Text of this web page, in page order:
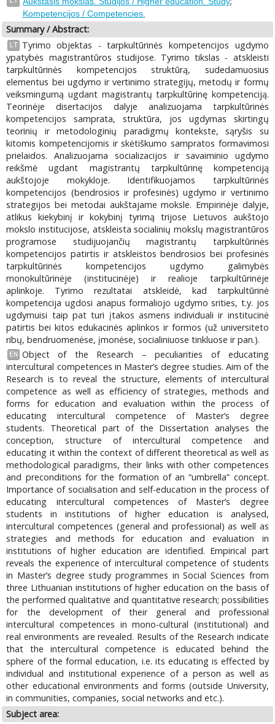
Kompetencijos / Competencies.
Summary / Abstract:
LT
Tyrimo objektas - tarpkultūrinės kompetencijos ugdymo
ypatybės magistrantūros studijose. Tyrimo tikslas - atskleisti
tarpkultūrinės kompetencijos struktūrą, sudedamuosius
elementus bei ugdymo ir vertinimo strategijų, metodų ir formų
veiksmingumą ugdant magistrantų tarpkultūrinę kompetenciją.
Teorinėje disertacijos dalyje analizuojama tarpkultūrinės
kompetencijos samprata, struktūra, jos ugdymas skirtingų
teorinių ir metodologinių paradigmų kontekste, sąryšis su
kitomis kompetencijomis ir skėtiškumo sampratos formavimosi
prielaidos. Analizuojama socializacijos ir savaiminio ugdymo
reikšmė ugdant magistrantų tarpkultūrinę kompetenciją
aukštojoje mokykloje. Identifikuojamos tarpkultūrinės
kompetencijos (bendrosios ir profesinės) ugdymo ir vertinimo
strategijos bei metodai aukštajame moksle. Empirinėje dalyje,
atlikus kiekybinį ir kokybinį tyrimą trijose Lietuvos aukštojo
mokslo institucijose, atskleista socialinių mokslų magistrantūros
programose studijuojančių magistrantų tarpkultūrinės
kompetencijos patirtis ir atskleistos bendrosios bei profesinės
tarpkultūrinės kompetencijos ugdymo galimybės
monokultūrinėje (institucinėje) ir realioje tarpkultūrinėje
aplinkoje. Tyrimo rezultatai atskleidė, kad tarpkultūrinė
kompetencija ugdosi anapus formaliojo ugdymo srities, t.y. jos
ugdymuisi taip pat turi įtakos asmens individuali ir institucinė
patirtis bei kitos edukacinės aplinkos ir formos (už universiteto
ribų, bendruomenėse, įmonėse, socialiniuose tinkluose ir pan.).
EN
Object of the Research – peculiarities of educating
intercultural competences in Master’s degree studies. Aim of the
Research is to reveal the structure, elements of intercultural
competence as well as efficiency of strategies, methods and
forms for education and evaluation within the process of
educating intercultural competence of Master’s degree
students. Theoretical part of the Dissertation analyses the
conception, structure of intercultural competence and
educating it within the context of different theoretical as well as
methodological paradigms, their links with other competences
and preconditions for the formation of an “umbrella” concept.
Importance of socialisation and self-education in the process of
educating intercultural competences of Master’s degree
students in institutions of higher education is analysed,
intercultural competences (general and professional) as well as
strategies and methods for education and evaluation in
institutions of higher education are identified. Empirical part
reveals the experience of intercultural competence of students
in Master’s degree study programmes in Social Sciences from
three Lithuanian institutions of higher education on the basis of
the performed qualitative and quantitative research; possibilities
for the development of their general and professional
intercultural competences in mono-cultural (institutional) and
real environments are revealed. Results of the Research indicate
that the intercultural competence is educated behind the
sphere of the formal education, i.e. its educating is effected by
individual and institutional experience of a person as well as
other educational environments and forms (outside University,
in communities, companies, social networks and etc.).
Subject area: